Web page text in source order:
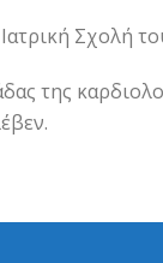
Σχολή
της